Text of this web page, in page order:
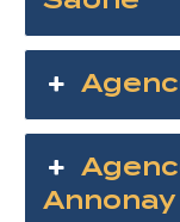
Annonay